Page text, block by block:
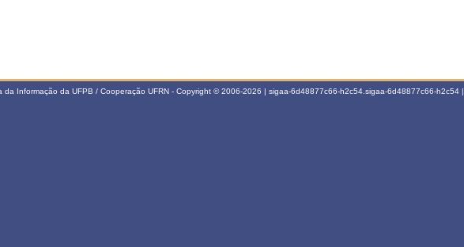
da Informação da UFPB / Cooperação UFRN - Copyright © 2006-2026 | sigaa-6d48877c66-h2c54.sigaa-6d48877c66-h2c54 |